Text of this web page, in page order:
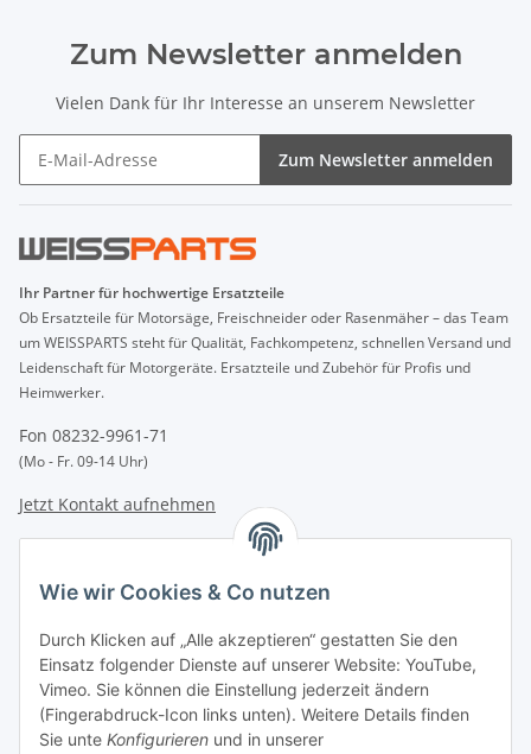
Zum Newsletter anmelden
Vielen Dank für Ihr Interesse an unserem Newsletter
Zum Newsletter anmelden
Ihr Partner für hochwertige Ersatzteile
Ob Ersatzteile für Motorsäge, Freischneider oder Rasenmäher – das Team
um WEISSPARTS steht für Qualität, Fachkompetenz, schnellen Versand und
Leidenschaft für Motorgeräte. Ersatzteile und Zubehör für Profis und
Heimwerker.
Fon 08232-9961-71
(Mo - Fr. 09-14 Uhr)
Jetzt Kontakt aufnehmen
Zahlungsarten
BAR | ÜBERWEISUNG | PAYPAL
Wie wir Cookies & Co nutzen
Durch Klicken auf „Alle akzeptieren“ gestatten Sie den
Einsatz folgender Dienste auf unserer Website: YouTube,
Vimeo. Sie können die Einstellung jederzeit ändern
(Fingerabdruck-Icon links unten). Weitere Details finden
Sie unte Konfigurieren und in unserer